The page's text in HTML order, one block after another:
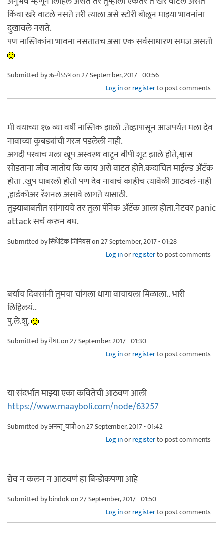
किंवा खरे वाटले नसते तरी त्याला असे स्टोरी बोलून माझ्या भावनांना
दुखावले नसते.
पण नास्तिकांना भावना नसतातच असा एक सर्वसाधारण समज असतो
Submitted byऋन्मेऽऽषon 27 September, 2017 - 00:56
Log inorregisterto post comments
मी वयाच्या १७ व्या वर्षी नास्तिक झालो .तेव्हापासून आजपर्यंत मला देव
नावाच्या कुबड्यांची गरज पडलेली नाही.
अगदी परवाच मला खूप अस्वस्थ वाटून बीपी शूट झाले होते,श्वास
सोडताना जीव जातोय कि काय असे वाटत होते.कदाचित माईल्ड ॲटॅक
होता .खुप घाबरलो होतो पण देव नावाचं काहीच त्यावेळी आठवलं नाही
,हार्डकोअर रॅशनल असावे लागते यासाठी.
तुझ्याबाबतीत सांगायचे तर तुला पॅनिक ॲटॅक आला होता.नेटवर panic
attack सर्च करुन बघ.
Submitted byसिंथेटिक जिनियसon 27 September, 2017 - 01:28
Log inorregisterto post comments
बर्याच दिवसांनी तुमचा चांगला धागा वाचायला मिळाला.. भारी
लिहिलयं..
पु.ले.शु.
Submitted byमेघा.on 27 September, 2017 - 01:30
Log inorregisterto post comments
या संदर्भात माझ्या एका कवितेची आठवण आली
https://www.maayboli.com/node/63257
Submitted byअनन्त्_यात्रीon 27 September, 2017 - 01:42
Log inorregisterto post comments
द्येव न कलन न आठवणं हा बिन्डोकपणा आहे
Submitted bybindokon 27 September, 2017 - 01:50
Log inorregisterto post comments